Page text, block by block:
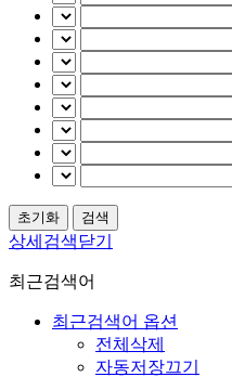
상세검색닫기
최근검색어
최근검색어 옵션
전체삭제
자동저장끄기